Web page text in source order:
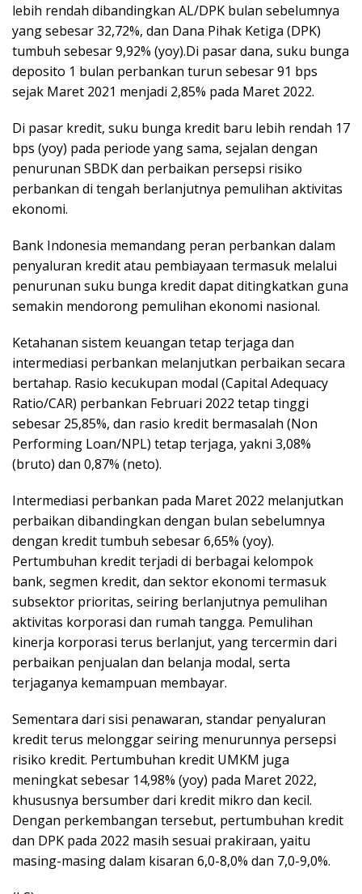
lebih rendah dibandingkan AL/DPK bulan sebelumnya
yang sebesar 32,72%, dan Dana Pihak Ketiga (DPK)
tumbuh sebesar 9,92% (yoy).Di pasar dana, suku bunga
deposito 1 bulan perbankan turun sebesar 91 bps
sejak Maret 2021 menjadi 2,85% pada Maret 2022.
Di pasar kredit, suku bunga kredit baru lebih rendah 17
bps (yoy) pada periode yang sama, sejalan dengan
penurunan SBDK dan perbaikan persepsi risiko
perbankan di tengah berlanjutnya pemulihan aktivitas
ekonomi.
Bank Indonesia memandang peran perbankan dalam
penyaluran kredit atau pembiayaan termasuk melalui
penurunan suku bunga kredit dapat ditingkatkan guna
semakin mendorong pemulihan ekonomi nasional.
Ketahanan sistem keuangan tetap terjaga dan
intermediasi perbankan melanjutkan perbaikan secara
bertahap. Rasio kecukupan modal (Capital Adequacy
Ratio/CAR) perbankan Februari 2022 tetap tinggi
sebesar 25,85%, dan rasio kredit bermasalah (Non
Performing Loan/NPL) tetap terjaga, yakni 3,08%
(bruto) dan 0,87% (neto).
Intermediasi perbankan pada Maret 2022 melanjutkan
perbaikan dibandingkan dengan bulan sebelumnya
dengan kredit tumbuh sebesar 6,65% (yoy).
Pertumbuhan kredit terjadi di berbagai kelompok
bank, segmen kredit, dan sektor ekonomi termasuk
subsektor prioritas, seiring berlanjutnya pemulihan
aktivitas korporasi dan rumah tangga. Pemulihan
kinerja korporasi terus berlanjut, yang tercermin dari
perbaikan penjualan dan belanja modal, serta
terjaganya kemampuan membayar.
Sementara dari sisi penawaran, standar penyaluran
kredit terus melonggar seiring menurunnya persepsi
risiko kredit. Pertumbuhan kredit UMKM juga
meningkat sebesar 14,98% (yoy) pada Maret 2022,
khususnya bersumber dari kredit mikro dan kecil.
Dengan perkembangan tersebut, pertumbuhan kredit
dan DPK pada 2022 masih sesuai prakiraan, yaitu
masing-masing dalam kisaran 6,0-8,0% dan 7,0-9,0%.